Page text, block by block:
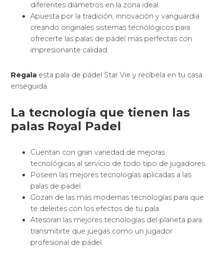
diferentes diámetros en la zona ideal.
Apuesta por la tradición, innovación y vanguardia
creando originales sistemas tecnológicos para
ofrecerte las palas de pádel más perfectas con
impresionante calidad.
Regala esta pala de pádel Star Vie y recíbela en tu casa
enseguida.
La tecnología que tienen las
palas Royal Padel
Cuentan con gran variedad de mejoras
tecnológicas al servicio de todo tipo de jugadores.
Poseen las mejores tecnologías aplicadas a las
palas de padel.
Gozan de las más modernas tecnologías para que
te deleites con los efectos de tu pala.
Atesoran las mejores tecnologías del planeta para
transmitirte que juegas como un jugador
profesional de pádel.